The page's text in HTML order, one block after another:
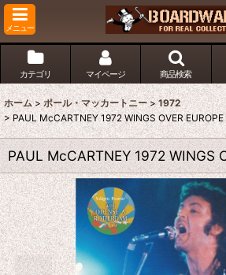
メニュー
カテゴリ マイページ 商品検索
ホーム > ポール・マッカートニー > 1972
> PAUL McCARTNEY 1972 WINGS OVER
PAUL McCARTNEY 1972 WINGS